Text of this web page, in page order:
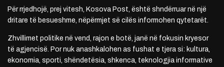
Për rrjedhojë, prej vitesh, Kosova Post, është shndërruar në një
dritare të besueshme, nëpërmjet së cilës informohen qytetarët.
Zhvillimet politike në vend, rajon e botë, janë në fokusin kryesor
të agjencisë. Por nuk anashkalohen as fushat e tjera si: kultura,
ekonomia, sporti, shëndetësia, shkenca, teknologjia informative